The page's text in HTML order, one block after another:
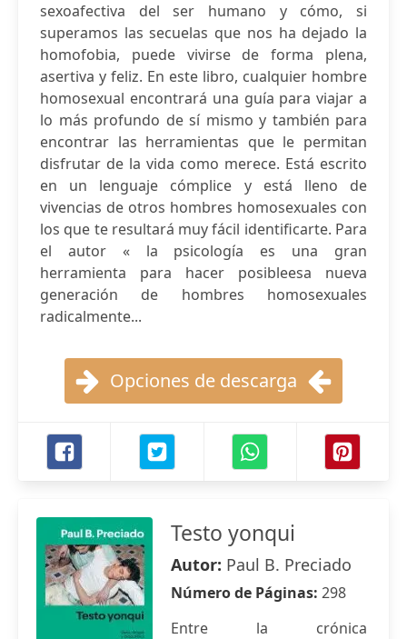
sexoafectiva del ser humano y cómo, si
superamos las secuelas que nos ha dejado la
homofobia, puede vivirse de forma plena,
asertiva y feliz. En este libro, cualquier hombre
homosexual encontrará una guía para viajar a
lo más profundo de sí mismo y también para
encontrar las herramientas que le permitan
disfrutar de la vida como merece. Está escrito
en un lenguaje cómplice y está lleno de
vivencias de otros hombres homosexuales con
los que te resultará muy fácil identificarte. Para
el autor « la psicología es una gran
herramienta para hacer posibleesa nueva
generación de hombres homosexuales
radicalmente...
Opciones de descarga
Testo yonqui
Autor: Paul B. Preciado
Número de Páginas: 298
Entre la crónica